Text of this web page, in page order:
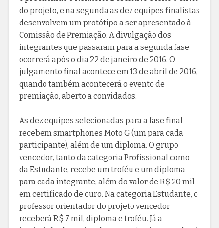
do projeto, e na segunda as dez equipes finalistas
desenvolvem um protótipo a ser apresentado à
Comissão de Premiação. A divulgação dos
integrantes que passaram para a segunda fase
ocorrerá após o dia 22 de janeiro de 2016. O
julgamento final acontece em 13 de abril de 2016,
quando também acontecerá o evento de
premiação, aberto a convidados.
As dez equipes selecionadas para a fase final
recebem smartphones Moto G (um para cada
participante), além de um diploma. O grupo
vencedor, tanto da categoria Profissional como
da Estudante, recebe um troféu e um diploma
para cada integrante, além do valor de R$ 20 mil
em certificado de ouro. Na categoria Estudante, o
professor orientador do projeto vencedor
receberá R$ 7 mil, diploma e troféu. Já a